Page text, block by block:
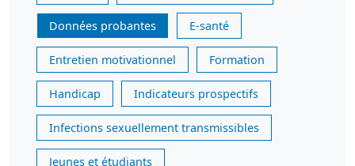
Données probantes E-santé
Entretien motivationnel Formation
Handicap Indicateurs prospectifs
Infections sexuellement transmissibles
Jeunes et étudiants